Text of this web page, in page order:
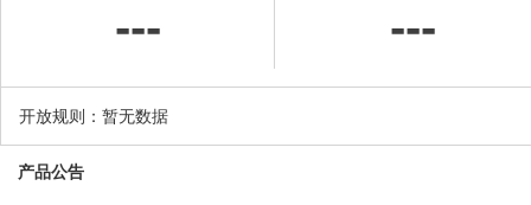
--- ---
开放规则： 暂无数据
产品公告